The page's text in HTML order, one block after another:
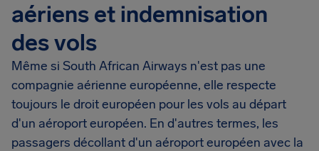
aériens et indemnisation
des vols
Même si South African Airways n'est pas une
compagnie aérienne européenne, elle respecte
toujours le droit européen pour les vols au départ
d'un aéroport européen. En d'autres termes, les
passagers décollant d'un aéroport européen avec la